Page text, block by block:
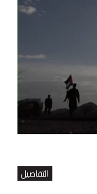
التفاصيل